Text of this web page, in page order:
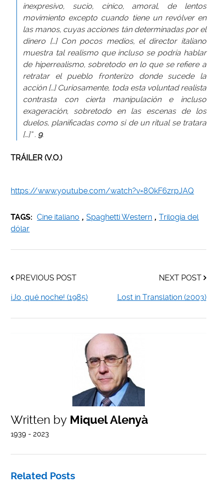
inexpresivo, sucio, cínico, amoral, de lentos
movimiento excepto cuando tiene un revólver en
las manos, cuyas acciones tán determinadas por el
dinero […] Con pocos medios, el director italiano
muestra tal realismo que incluso se podría hablar
de hiperrealismo, sobretodo en lo que se refiere a
retratar el pueblo fronterizo donde sucede la
acción […] Curiosamente, toda esta voluntad realista
contrasta con cierta manipulación e incluso
exageración, sobretodo en las escenas de los
duelos, planificadas como si de un ritual se tratara
[…]” . 9.
TRÁILER (V.O.)
https://www.youtube.com/watch?v=8OkF6zrpJAQ
TAGS: Cine italiano , Spaghetti Western , Trilogía del
dólar
PREVIOUS POST
¡Jo, qué noche! (1985)
NEXT POST
Lost in Translation (2003)
Written by Miquel Alenyà
1939 - 2023
Related Posts